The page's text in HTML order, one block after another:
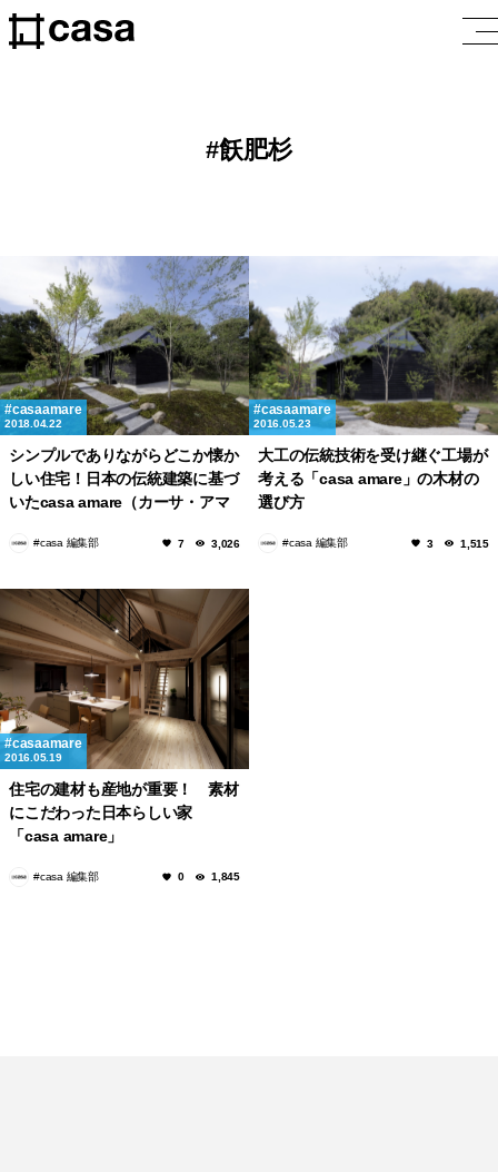
飫肥杉
casaamare
2018.04.22
シンプルでありながらどこか懐か
しい住宅！日本の伝統建築に基づ
いたcasa amare（カーサ・アマ
#casa 編集部 7 3,026
casaamare
2016.05.23
大工の伝統技術を受け継ぐ工場が
考える「casa amare」の木材の
選び方
#casa 編集部 3 1,515
casaamare
2016.05.19
住宅の建材も産地が重要！ 素材
にこだわった日本らしい家
「casa amare」
#casa 編集部 0 1,845